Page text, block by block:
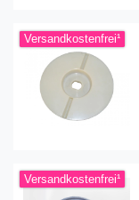
Versandkostenfrei¹
Versandkostenfrei¹